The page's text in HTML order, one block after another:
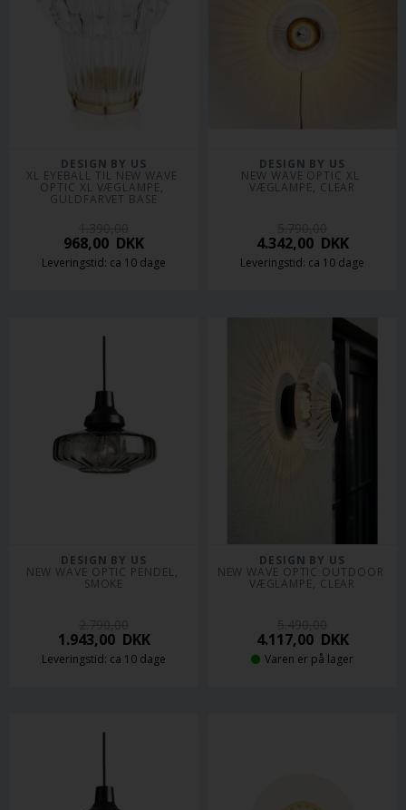
DESIGN BY US
XL EYEBALL TIL NEW WAVE
OPTIC XL VÆGLAMPE,
GULDFARVET BASE
968,00 DKK
Leveringstid: ca 10 dage
DESIGN BY US
NEW WAVE OPTIC XL
VÆGLAMPE, CLEAR
4.342,00DKK
Leveringstid: ca 10 dage
DESIGN BY US
NEW WAVE OPTIC PENDEL,
SMOKE
1.943,00DKK
Leveringstid: ca 10 dage
DESIGN BY US
NEW WAVE OPTIC OUTDOOR
VÆGLAMPE, CLEAR
4.117,00DKK
Varen er på lager